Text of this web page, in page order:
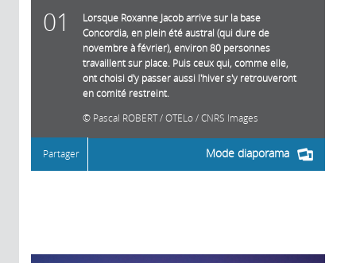
01
Lorsque Roxanne Jacob arrive sur la base
Concordia, en plein été austral (qui dure de
novembre à février), environ 80 personnes
travaillent sur place. Puis ceux qui, comme elle,
ont choisi d'y passer aussi l'hiver s'y retrouveront
en comité restreint.
Pascal ROBERT / OTELo / CNRS Images
Mode diaporama
Partager